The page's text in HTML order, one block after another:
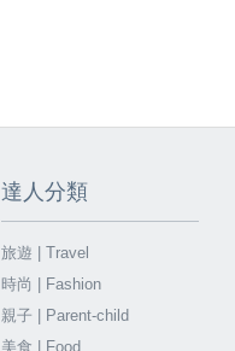
達人分類
旅遊 | Travel
時尚 | Fashion
親子 | Parent-child
美食 | Food